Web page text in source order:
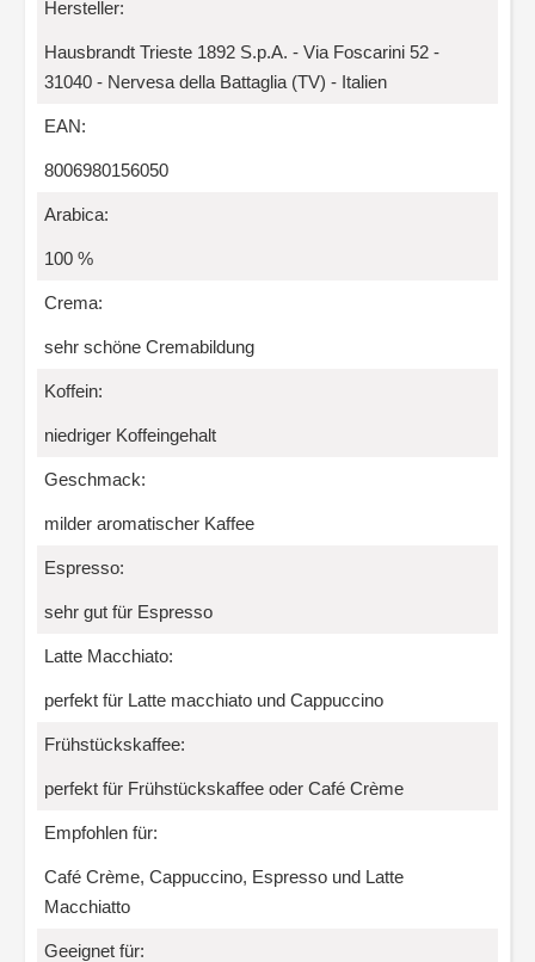
Hersteller:
Hausbrandt Trieste 1892 S.p.A. - Via Foscarini 52 -
31040 - Nervesa della Battaglia (TV) - Italien
EAN:
8006980156050
Arabica:
100 %
Crema:
sehr schöne Cremabildung
Koffein:
niedriger Koffeingehalt
Geschmack:
milder aromatischer Kaffee
Espresso:
sehr gut für Espresso
Latte Macchiato:
perfekt für Latte macchiato und Cappuccino
Frühstückskaffee:
perfekt für Frühstückskaffee oder Café Crème
Empfohlen für:
Café Crème, Cappuccino, Espresso und Latte
Macchiatto
Geeignet für: